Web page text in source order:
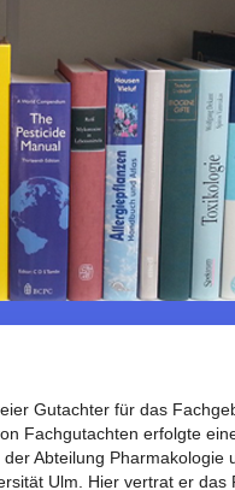
Gutachter für das
Fachgutachten erfolgte
Abteilung Pharmakologie
Ulm. Hier vertrat er das